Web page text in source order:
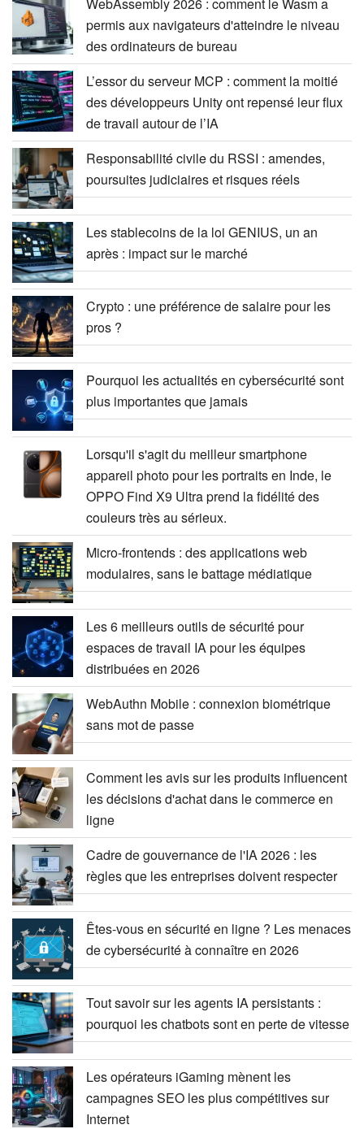
permis aux navigateurs d'atteindre le niveau
des ordinateurs de bureau
L’essor du serveur MCP : comment la moitié
des développeurs Unity ont repensé leur flux
de travail autour de l’IA
Responsabilité civile du RSSI : amendes,
poursuites judiciaires et risques réels
Les stablecoins de la loi GENIUS, un an
après : impact sur le marché
Crypto : une préférence de salaire pour les
pros ?
Pourquoi les actualités en cybersécurité sont
plus importantes que jamais
Lorsqu'il s'agit du meilleur smartphone
appareil photo pour les portraits en Inde, le
OPPO Find X9 Ultra prend la fidélité des
couleurs très au sérieux.
Micro-frontends : des applications web
modulaires, sans le battage médiatique
Les 6 meilleurs outils de sécurité pour
espaces de travail IA pour les équipes
distribuées en 2026
WebAuthn Mobile : connexion biométrique
sans mot de passe
Comment les avis sur les produits influencent
les décisions d'achat dans le commerce en
ligne
Cadre de gouvernance de l'IA 2026 : les
règles que les entreprises doivent respecter
Êtes-vous en sécurité en ligne ? Les menaces
de cybersécurité à connaître en 2026
Tout savoir sur les agents IA persistants :
pourquoi les chatbots sont en perte de vitesse
Les opérateurs iGaming mènent les
campagnes SEO les plus compétitives sur
Internet